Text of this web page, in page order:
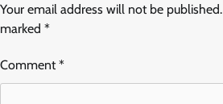
Your email address will not be published.
marked *
Comment*